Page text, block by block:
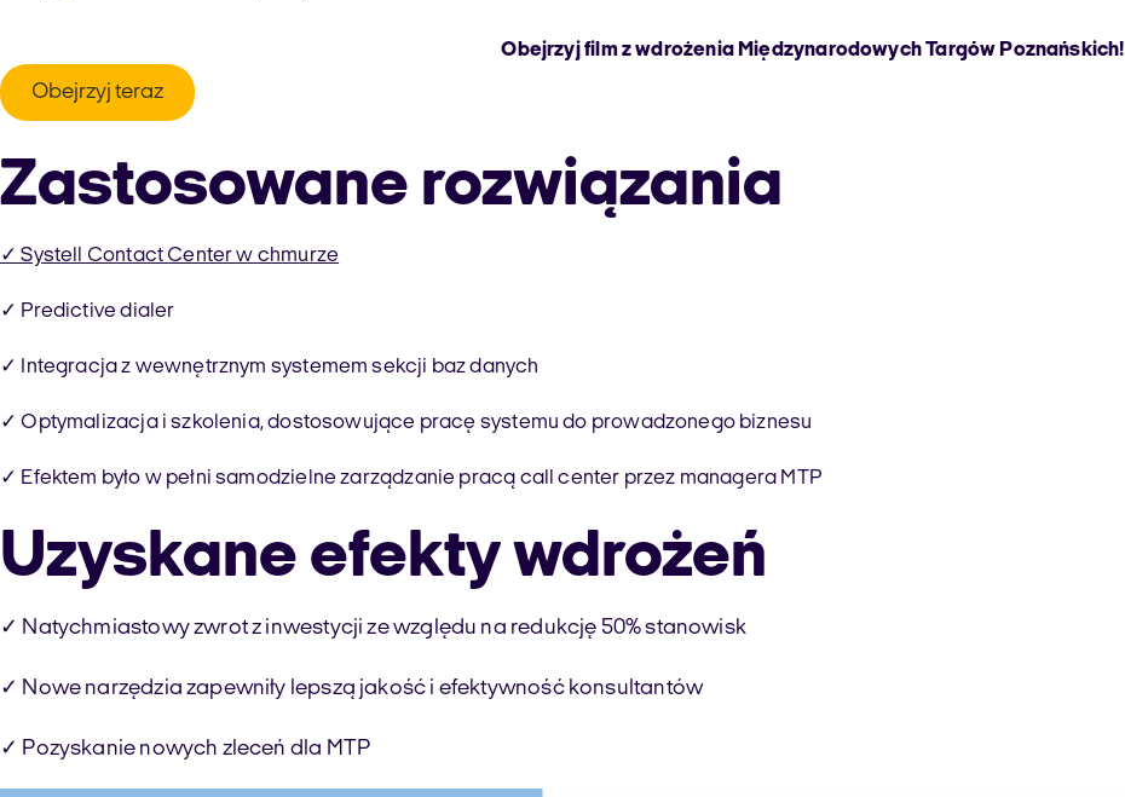
Obejrzyj film z wdrożenia Międzynarodowych Targów Poznańskich!
Obejrzyj teraz
Zastosowane rozwiązania
✓ Systell Contact Center w chmurze
✓ Predictive dialer
✓ Integracja z wewnętrznym systemem sekcji baz danych
✓ Optymalizacja i szkolenia, dostosowujące pracę systemu do prowadzonego biznesu
✓ Efektem było w pełni samodzielne zarządzanie pracą call center przez managera MTP
Uzyskane efekty wdrożeń
✓ Natychmiastowy zwrot z inwestycji ze względu na redukcję 50% stanowisk
✓ Nowe narzędzia zapewniły lepszą jakość i efektywność konsultantów
✓ Pozyskanie nowych zleceń dla MTP